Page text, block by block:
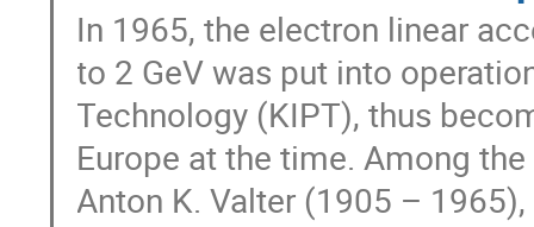
In 1965, the electron linear
to 2 GeV was put into
Technology (KIPT), thus
Europe at the time. Among
Anton K. Valter (1905 –